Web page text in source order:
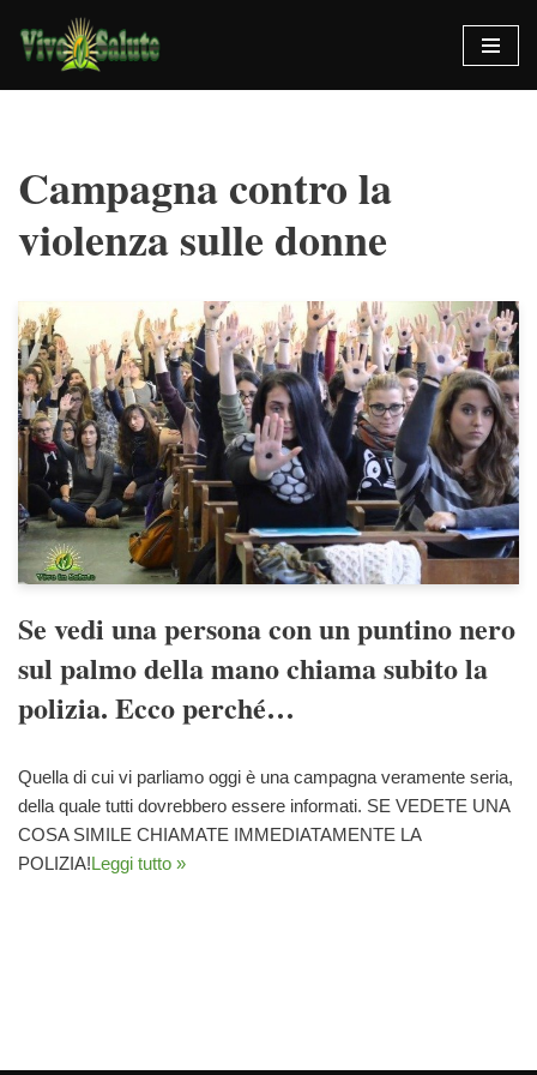
Vai
al
Campagna contro la
violenza sulle donne
Se vedi una persona con un puntino nero
sul palmo della mano chiama subito la
polizia. Ecco perché…
Quella di cui vi parliamo oggi è una campagna veramente seria,
della quale tutti dovrebbero essere informati. SE VEDETE UNA
COSA SIMILE CHIAMATE IMMEDIATAMENTE LA
POLIZIA!Leggi tutto »